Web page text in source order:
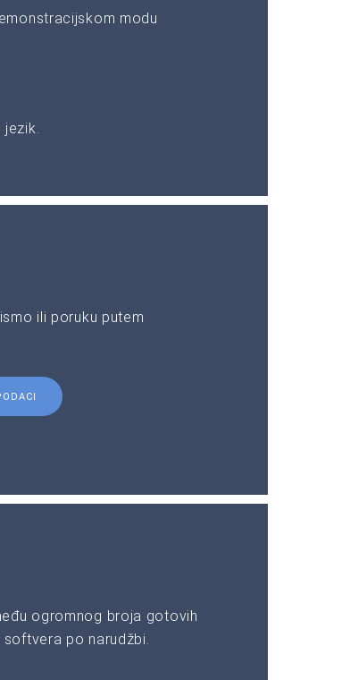
modu
ili poruku putem
ogromnog broja gotovih
po narudžbi.